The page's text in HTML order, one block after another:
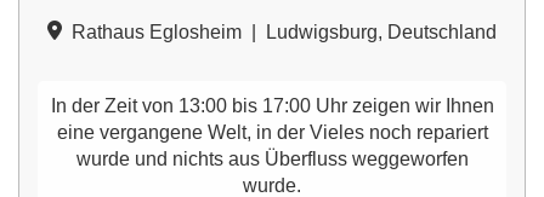
Rathaus Eglosheim Ludwigsburg, Deutschland
In der Zeit von 13:00 bis 17:00 Uhr zeigen wir Ihnen
eine vergangene Welt, in der Vieles noch repariert
wurde und nichts aus Überfluss weggeworfen
wurde.